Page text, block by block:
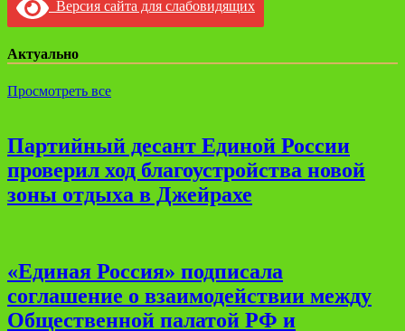
Версия сайта для слабовидящих
Актуально
Просмотреть все
Партийный десант Единой России
проверил ход благоустройства новой
зоны отдыха в Джейрахе
«Единая Россия» подписала
соглашение о взаимодействии между
Общественной палатой РФ и